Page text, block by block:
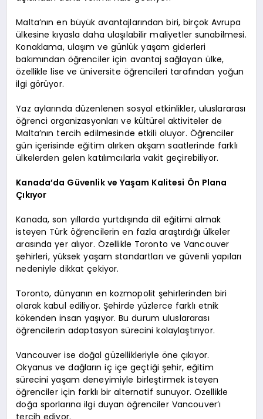
Malta’nın en büyük avantajlarından biri, birçok Avrupa
ülkesine kıyasla daha ulaşılabilir maliyetler sunabilmesi.
Konaklama, ulaşım ve günlük yaşam giderleri
bakımından öğrenciler için avantaj sağlayan ülke,
özellikle lise ve üniversite öğrencileri tarafından yoğun
ilgi görüyor.
Yaz aylarında düzenlenen sosyal etkinlikler, uluslararası
öğrenci organizasyonları ve kültürel aktiviteler de
Malta’nın tercih edilmesinde etkili oluyor. Öğrenciler
gün içerisinde eğitim alırken akşam saatlerinde farklı
ülkelerden gelen katılımcılarla vakit geçirebiliyor.
Kanada’da Güvenlik ve Yaşam Kalitesi Ön Plana
Çıkıyor
Kanada, son yıllarda yurtdışında dil eğitimi almak
isteyen Türk öğrencilerin en fazla araştırdığı ülkeler
arasında yer alıyor. Özellikle Toronto ve Vancouver
şehirleri, yüksek yaşam standartları ve güvenli yapıları
nedeniyle dikkat çekiyor.
Toronto, dünyanın en kozmopolit şehirlerinden biri
olarak kabul ediliyor. Şehirde yüzlerce farklı etnik
kökenden insan yaşıyor. Bu durum uluslararası
öğrencilerin adaptasyon sürecini kolaylaştırıyor.
Vancouver ise doğal güzellikleriyle öne çıkıyor.
Okyanus ve dağların iç içe geçtiği şehir, eğitim
sürecini yaşam deneyimiyle birleştirmek isteyen
öğrenciler için farklı bir alternatif sunuyor. Özellikle
doğa sporlarına ilgi duyan öğrenciler Vancouver’ı